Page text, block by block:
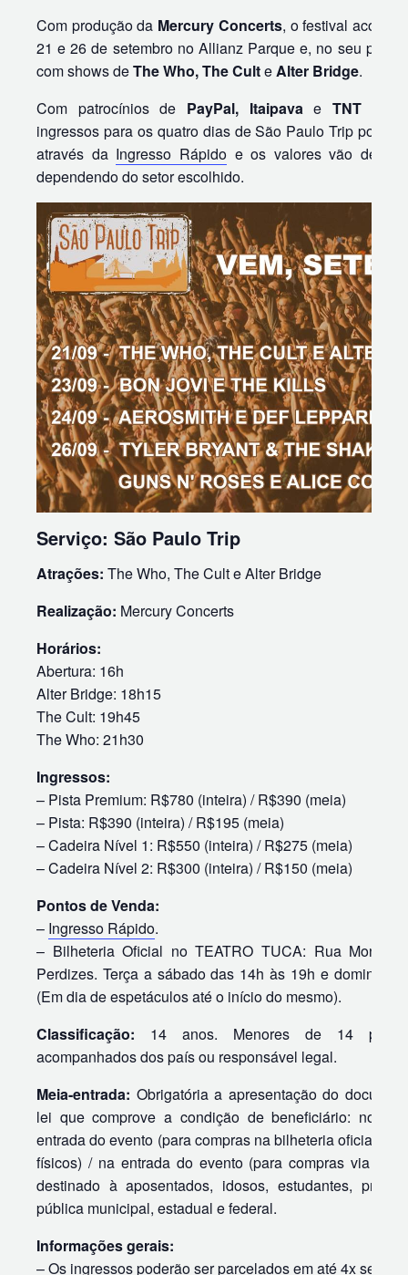
Com produção da Mercury Concerts, o festival
21 e 26 de setembro no Allianz Parque e, no seu
com shows deThe Who, The CulteAlter Bridge.
Com patrocínios de PayPal, ItaipavaeTNT
ingressos para os quatro dias de São Paulo Trip
através da Ingresso Rápidoe os valores vão de
dependendo do setor escolhido.
Serviço: São Paulo Trip
Atrações:The Who, The Cult e Alter Bridge
Realização: Mercury Concerts
Horários:
Abertura: 16h
Alter Bridge: 18h15
The Cult: 19h45
The Who: 21h30
Ingressos:
– Pista Premium: R$780 (inteira) / R$390 (meia)
– Pista: R$390 (inteira) / R$195 (meia)
– Cadeira Nível 1: R$550 (inteira) / R$275 (meia)
– Cadeira Nível 2: R$300 (inteira) / R$150 (meia)
Pontos de Venda:
– Ingresso Rápido.
– Bilheteria Oficial no TEATRO TUCA: Rua Monte
Perdizes. Terça a sábado das 14h às 19h e domingo
(Em dia de espetáculos até o início do mesmo).
Classificação: 14 anos. Menores de 14
acompanhados dos país ou responsável legal.
Meia-entrada: Obrigatória a apresentação do
lei que comprove a condição de beneficiário: no
entrada do evento (para compras na bilheteria oficial e
físicos) / na entrada do evento (para compras via
destinado à aposentados, idosos, estudantes,
pública municipal, estadual e federal.
Informações gerais:
– Os ingressos poderão ser parcelados em até 4x sem